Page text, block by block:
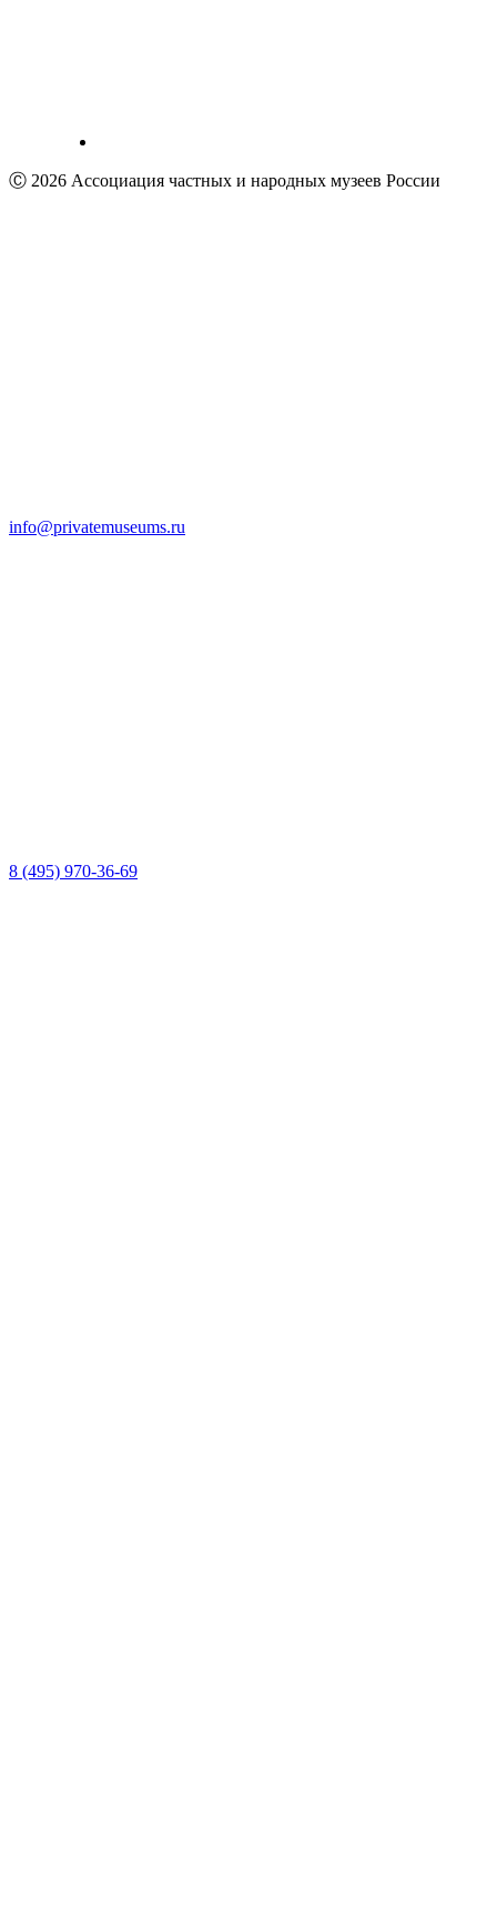
Ⓒ 2026 Ассоциация частных и народных музеев России
info@privatemuseums.ru
8 (495) 970-36-69